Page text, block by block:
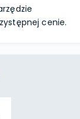
cenie.